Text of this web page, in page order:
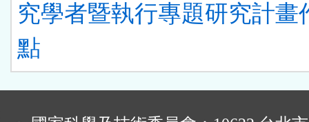
究學者暨執行專題研究計畫
點